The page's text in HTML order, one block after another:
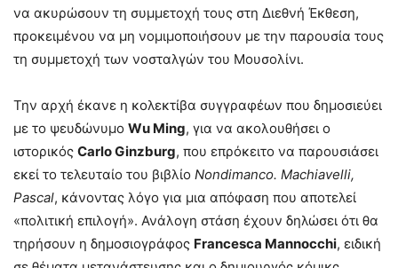
να ακυρώσουν τη συμμετοχή τους στη Διεθνή Έκθεση,
προκειμένου να μη νομιμοποιήσουν με την παρουσία τους
τη συμμετοχή των νοσταλγών του Μουσολίνι.
Την αρχή έκανε η κολεκτίβα συγγραφέων που δημοσιεύει
με το ψευδώνυμο Wu Ming, για να ακολουθήσει ο
ιστορικός Carlo Ginzburg, που επρόκειτο να παρουσιάσει
εκεί το τελευταίο του βιβλίο Nondimanco. Machiavelli,
Pascal, κάνοντας λόγο για μια απόφαση που αποτελεί
«πολιτική επιλογή». Ανάλογη στάση έχουν δηλώσει ότι θα
τηρήσουν η δημοσιογράφος Francesca Mannocchi, ειδική